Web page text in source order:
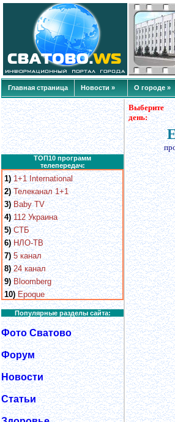
Главная страница Новости » О городе »
ТОП10 программ
телепередач:
1) 1+1 International
2) Телеканал 1+1
3) Baby TV
4) 112 Украина
5) СТБ
6) НЛО-ТВ
7) 5 канал
8) 24 канал
9) Bloomberg
10) Epoque
Популярные разделы сайта:
Фото Сватово
Форум
Новости
Статьи
Выберите
день: